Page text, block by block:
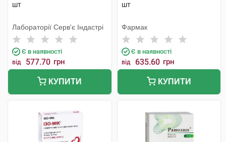
шт
Лабораторії Серв'є Індастрі
Є в наявності
від 577.70 грн
КУПИТИ
шт
Фармак
Є в наявності
від 635.60 грн
КУПИТИ